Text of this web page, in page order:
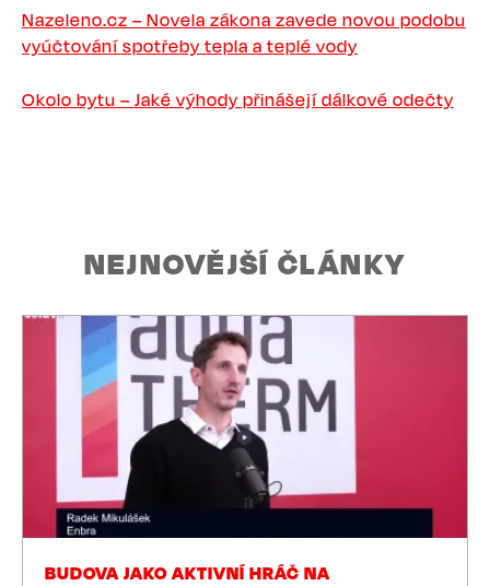
Nazeleno.cz – Novela zákona zavede novou podobu
vyúčtování spotřeby tepla a teplé vody
Okolo bytu – Jaké výhody přinášejí dálkové odečty
NEJNOVĚJŠÍ ČLÁNKY
BUDOVA JAKO AKTIVNÍ HRÁČ NA